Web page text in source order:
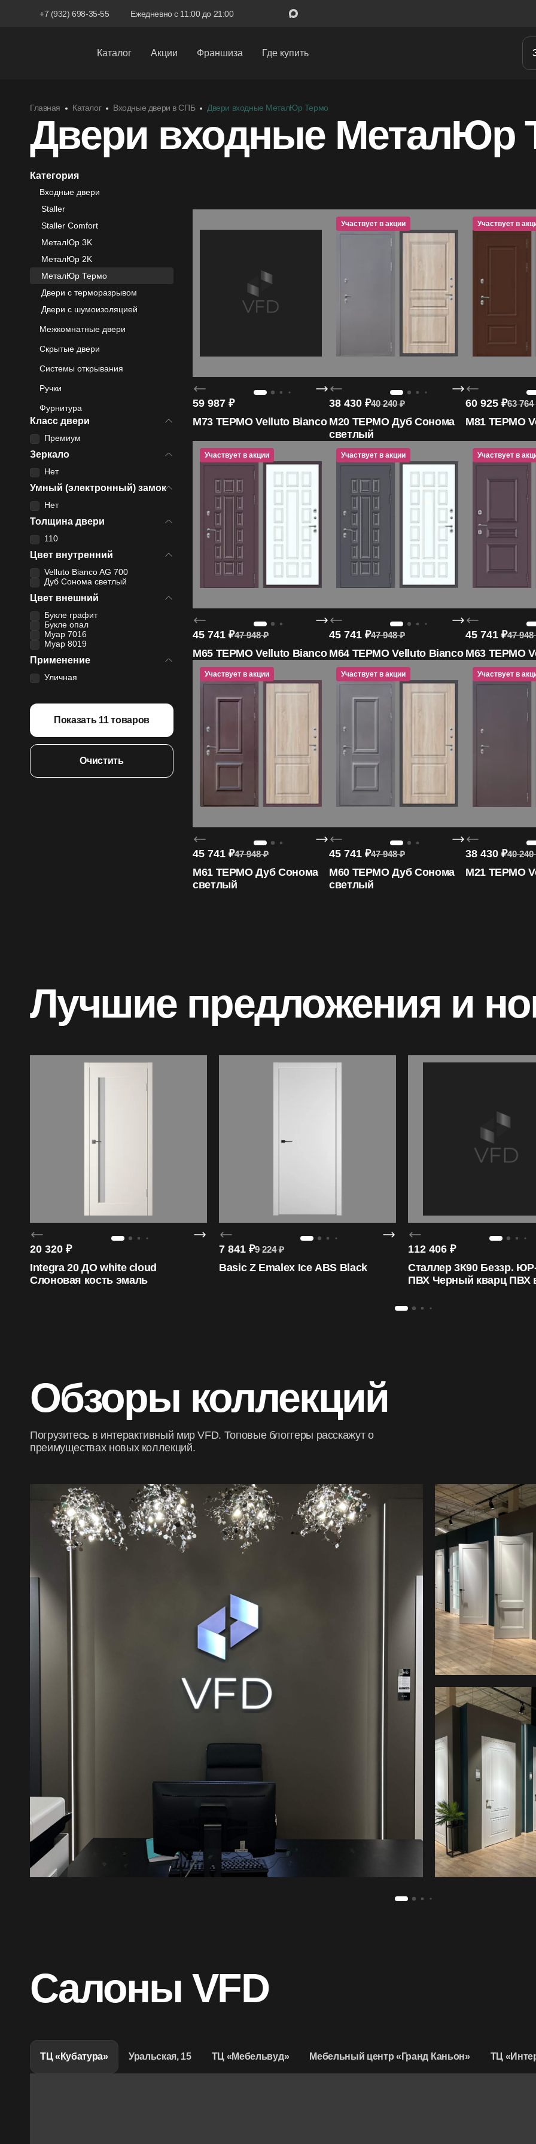
+7 (932) 698-35-55 Ежедневно с 11:00 до 21:00
Каталог Акции Франшиза Где купить
Входные двери
Скрытые двери
Ручки
Фурнитура
Входные двери
Скрытые двери
Ручки
4.99
Лет бренду
Главная Каталог Входные двери в СПБ Двери входные МеталЮр Термо
Двери входные МеталЮр
Категория
Входные двери
Staller
Staller Comfort
МеталЮр 3K
МеталЮр 2K
МеталЮр Термо
Двери с терморазрывом
Двери с шумоизоляцией
Межкомнатные двери
Скрытые двери
Системы открывания
Ручки
Фурнитура
Класс двери
Премиум
Зеркало
Нет
Умный (электронный) замок
Нет
Толщина двери
110
Цвет внутренний
Velluto Bianco AG 700
Дуб Сонома светлый
Цвет внешний
Букле графит
Букле опал
Муар 7016
Муар 8019
Применение
Уличная
Показать 11 товаров
Очистить
59 987 ₽
M73 ТЕРМО Velluto Bianco
Участвует в акции Участвует в
38 430 ₽40 240 ₽
M20 ТЕРМО Дуб Сонома
светлый
Участвует в
60 925 ₽63 764
M81 ТЕРМО
Участвует в акции Участвует в акции
45 741 ₽47 948 ₽
M65 ТЕРМО Velluto Bianco
Участвует в акции Участвует в
45 741 ₽47 948 ₽
M64 ТЕРМО Velluto Bianco
Участвует в
45 741 ₽47 948
M63 ТЕРМО
Участвует в акции Участвует в акции
45 741 ₽47 948 ₽
M61 ТЕРМО Дуб Сонома
светлый
Участвует в акции Участвует в
45 741 ₽47 948 ₽
M60 ТЕРМО Дуб Сонома
светлый
Участвует в
38 430 ₽40 240
M21 ТЕРМО
Лучшие предложения и
20 320 ₽
Integra 20 ДО white cloud
Слоновая кость эмаль
7 841 ₽9 224 ₽
Basic Z Emalex Ice ABS Black
112 406 ₽
Сталлер 3К90 Беззр.
ПВХ Черный кварц ПВХ
Белый вы-т 60 верх вы-т
Обзоры коллекций
Погрузитесь в интерактивный мир VFD. Топовые блоггеры расскажут о
преимуществах новых коллекций.
Салоны VFD
ТЦ «Кубатура» Уральская, 15 ТЦ «Мебельвуд» Мебельный центр «Гранд Каньон» ТЦ